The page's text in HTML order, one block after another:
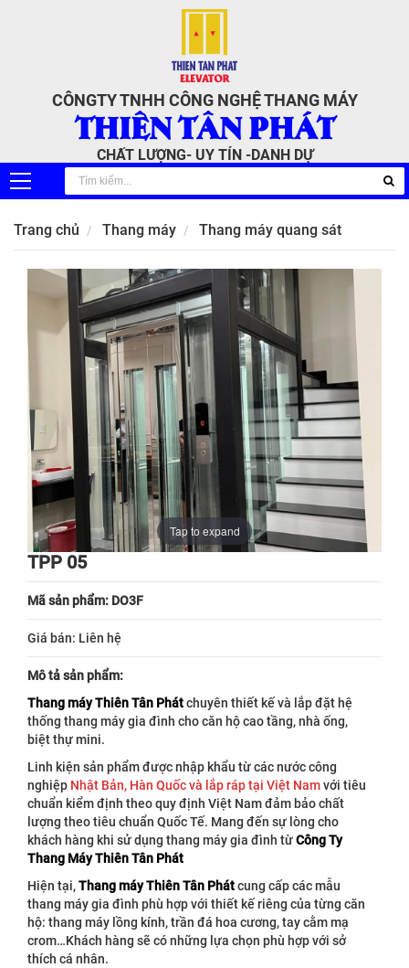
CÔNGTY TNHH CÔNG NGHỆ THANG MÁY
THIÊN TÂN PHÁT
CHẤT LƯỢNG- UY TÍN -DANH DỰ
Trang chủ Thang máy Thang máy quang sát
Tap to expand
TPP 05
Mã sản phẩm: DO3F
Giá bán: Liên hệ
Mô tả sản phẩm:
Thang máy Thiên Tân Phátchuyên thiết kế và lắp đặt hệ
thống thang máy gia đình cho căn hộ cao tầng, nhà ống,
biệt thự mini.
Linh kiện sản phẩm được nhập khẩu từ các nước công
nghiệp Nhật Bản, Hàn Quốc và lắp ráp tại Việt Namvới tiêu
chuẩn kiểm định theo quy định Việt Nam đảm bảo chất
lượng theo tiêu chuẩn Quốc Tế. Mang đến sự lòng cho
khách hàng khi sử dụng thang máy gia đình từCông Ty
Thang Máy Thiên Tân Phát
Hiện tại,Thang máy Thiên Tân Phátcung cấp các mẫu
thang máy gia đình phù hợp với thiết kế riêng của từng căn
hộ: thang máy lồng kính, trần đá hoa cương, tay cằm mạ
crom…Khách hàng sẽ có những lựa chọn phù hợp với sở
thích cá nhân.